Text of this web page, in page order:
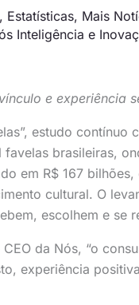
, Estatísticas, Mais
Inteligência e
e experiência
estudo
brasileiras,
em R$ 167
cultural. O
escolhem e se
da Nós, “o
experiência